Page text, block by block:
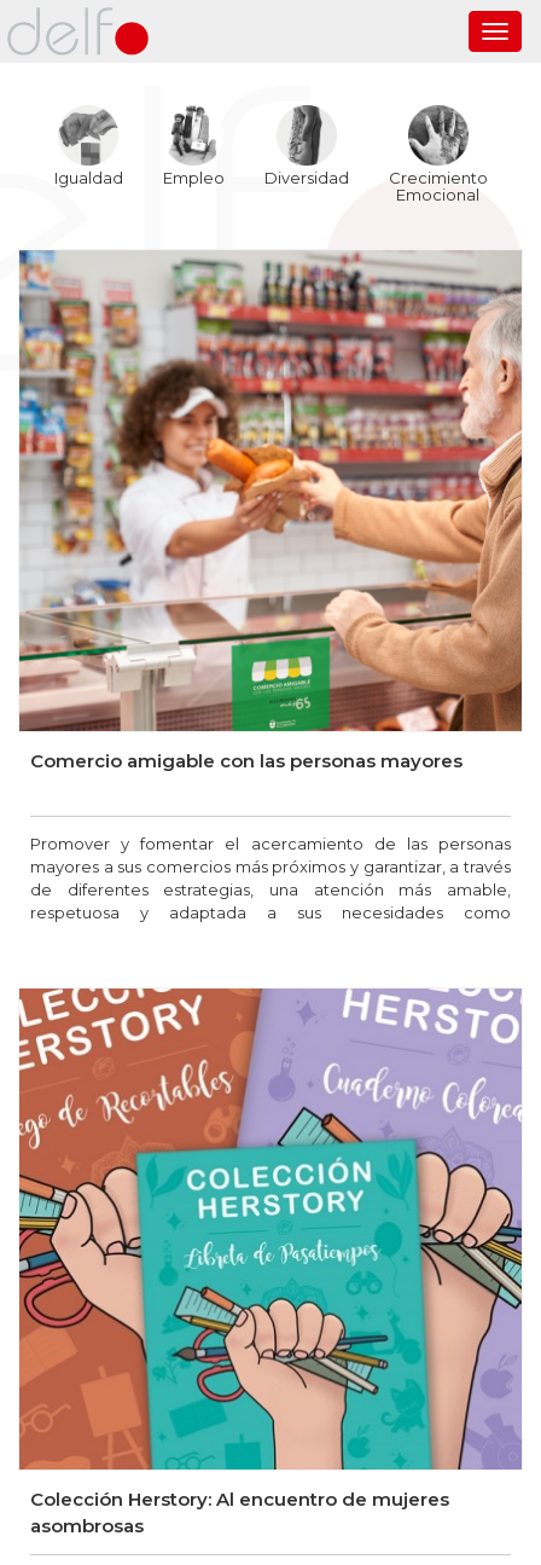
Igualdad Empleo Diversidad
Crecimiento
Emocional
Comercio amigable con las personas mayores
Promover y fomentar el acercamiento de las personas
mayores a sus comercios más próximos y garantizar, a través
de diferentes estrategias, una atención más amable,
respetuosa y adaptada a sus necesidades como
Colección Herstory: Al encuentro de mujeres
asombrosas